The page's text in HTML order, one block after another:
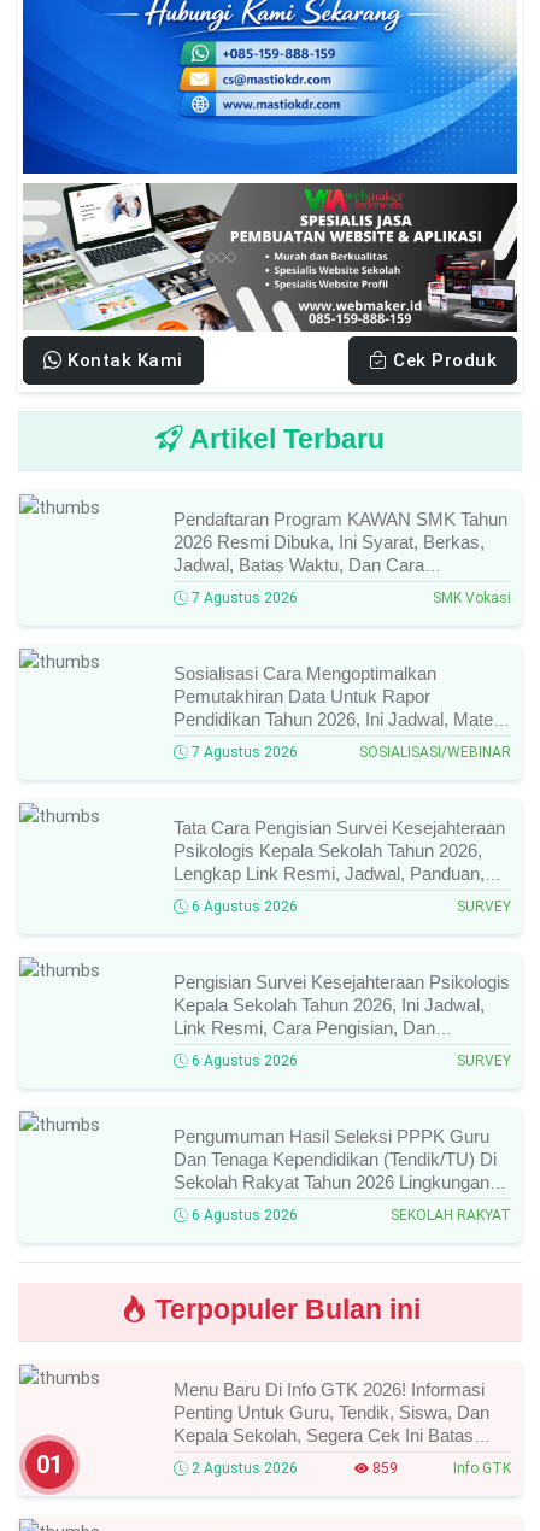
Kontak Kami Cek Produk
Artikel Terbaru
Pendaftaran Program KAWAN SMK Tahun
2026 Resmi Dibuka, Ini Syarat, Berkas,
Jadwal, Batas Waktu, Dan Cara
Pendaftarannya!
7 Agustus 2026 SMK Vokasi
Sosialisasi Cara Mengoptimalkan
Pemutakhiran Data Untuk Rapor
Pendidikan Tahun 2026, Ini Jadwal, Materi,
Narasumber, Dan Link Mengikutinya!
7 Agustus 2026 SOSIALISASI/WEBINAR
Tata Cara Pengisian Survei Kesejahteraan
Psikologis Kepala Sekolah Tahun 2026,
Lengkap Link Resmi, Jadwal, Panduan,
Dan Hal Yang Wajib Diperhatikan!
6 Agustus 2026 SURVEY
Pengisian Survei Kesejahteraan Psikologis
Kepala Sekolah Tahun 2026, Ini Jadwal,
Link Resmi, Cara Pengisian, Dan
Ketentuan Lengkapnya!
6 Agustus 2026 SURVEY
Pengumuman Hasil Seleksi PPPK Guru
Dan Tenaga Kependidikan (Tendik/TU) Di
Sekolah Rakyat Tahun 2026 Lingkungan
Kementerian Sosial RI, Ini Daftar Nama
Peserta Yang Lolos!
6 Agustus 2026 SEKOLAH RAKYAT
Terpopuler Bulan ini
01
Menu Baru Di Info GTK 2026! Informasi
Penting Untuk Guru, Tendik, Siswa, Dan
Kepala Sekolah, Segera Cek Ini Batas
Waktunya!
2 Agustus 2026 859 Info GTK